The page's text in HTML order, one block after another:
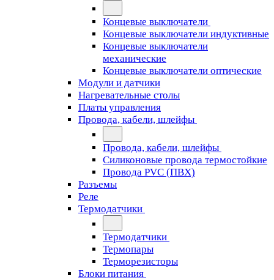
Концевые выключатели
Концевые выключатели индуктивные
Концевые выключатели
механические
Концевые выключатели оптические
Модули и датчики
Нагревательные столы
Платы управления
Провода, кабели, шлейфы
Провода, кабели, шлейфы
Силиконовые провода термостойкие
Провода PVC (ПВХ)
Разъемы
Реле
Термодатчики
Термодатчики
Термопары
Терморезисторы
Блоки питания